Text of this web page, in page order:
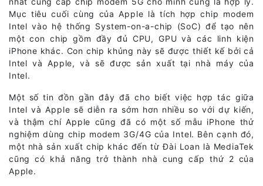
Mục tiêu cuối cùng của Apple là tích hợp chip modem
Intel vào hệ thống System-on-a-chip (SoC) để tạo nên
một con chip gồm đầy đủ CPU, GPU và các linh kiện
iPhone khác. Con chip khủng này sẽ được thiết kế bởi cả
Intel và Apple, và sẽ được sản xuất tại nhà máy của
Intel.
Một số tin đồn gần đây đã cho biết việc hợp tác giữa
Intel và Apple sẽ diễn ra sớm hơn nhiều so với dự kiến,
và thậm chí Apple cũng đã có một số mẫu iPhone thử
nghiệm dùng chip modem 3G/4G của Intel. Bên cạnh đó,
một nhà sản xuất chip khác đến từ Đài Loan là MediaTek
cũng có khả năng trở thành nhà cung cấp thứ 2 của
Apple.